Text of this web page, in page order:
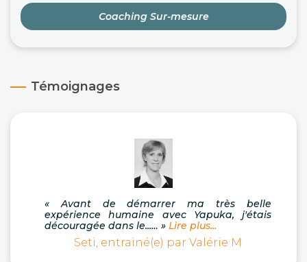
Coaching Sur-mesure
Témoignages
« Avant de démarrer ma très belle
expérience humaine avec Yapuka, j'étais
découragée dans le...… » Lire plus...
Seti, entrainé(e) par Valérie M